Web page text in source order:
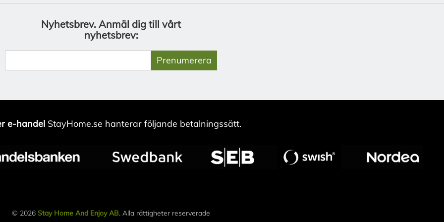
Nyhetsbrev. Anmäl dig till vårt
nyhetsbrev:
Prenumerera
e-handelStayHome.se hanterar följande betalningssätt.
© 2026 Stay Home And Enjoy AB. Alla rättigheter reserverade